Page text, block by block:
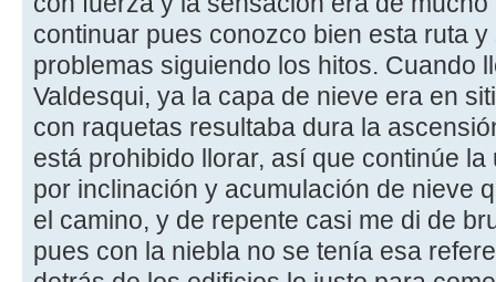
continuar pues conozco bien esta ruta
problemas siguiendo los hitos. Cuando
Valdesqui, ya la capa de nieve era en
con raquetas resultaba dura la
está prohibido llorar, así que continúe
por inclinación y acumulación de nieve
el camino, y de repente casi me di de
pues con la niebla no se tenía esa